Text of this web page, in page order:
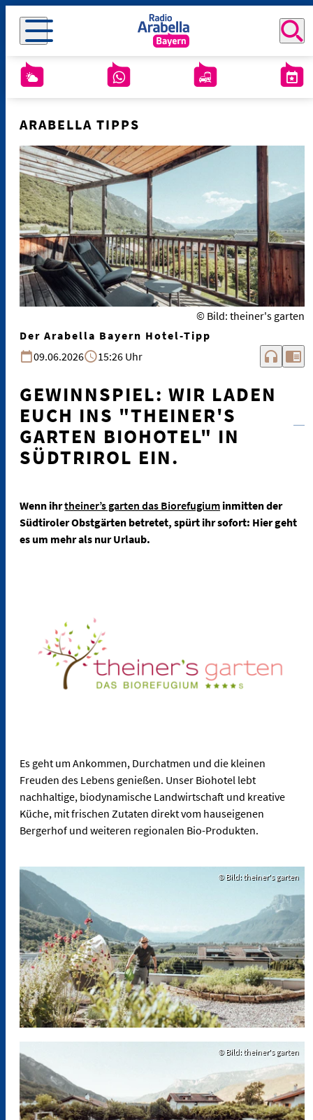
ARABELLA TIPPS
© Bild: theiner's garten
Der Arabella Bayern Hotel-Tipp
09.06.2026
15:26 Uhr headphones chrome_reader_mode
GEWINNSPIEL: WIR LADEN
EUCH INS "THEINER'S
GARTEN BIOHOTEL" IN
SÜDTRIROL EIN.
Wenn ihrtheiner’s garten das Biorefugium inmitten der
Südtiroler Obstgärten betretet, spürt ihr sofort: Hier geht
es um mehr als nur Urlaub.
Es geht um Ankommen, Durchatmen und die kleinen
Freuden des Lebens genießen. Unser Biohotel lebt
nachhaltige, biodynamische Landwirtschaft und kreative
Küche, mit frischen Zutaten direkt vom hauseigenen
Bergerhof und weiteren regionalen Bio-Produkten.
© Bild: theiner's garten
© Bild: theiner's garten